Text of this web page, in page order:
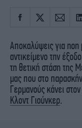
Aποκαλύψεις για
αντικείμενο την
τη θετική στάση της
μας που στο
Γερμανούς κάνει
Κλοντ Γιούνκερ.